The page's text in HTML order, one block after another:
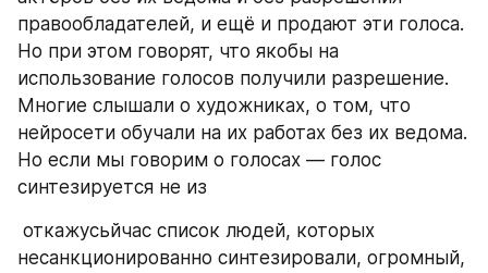
правообладателей, и ещё и продают эти голоса.
Но при этом говорят, что якобы на
использование голосов получили разрешение.
Многие слышали о художниках, о том, что
нейросети обучали на их работах без их ведома.
Но если мы говорим о голосах — голос
синтезируется не из
несанкционированно синтезировали, огромный,